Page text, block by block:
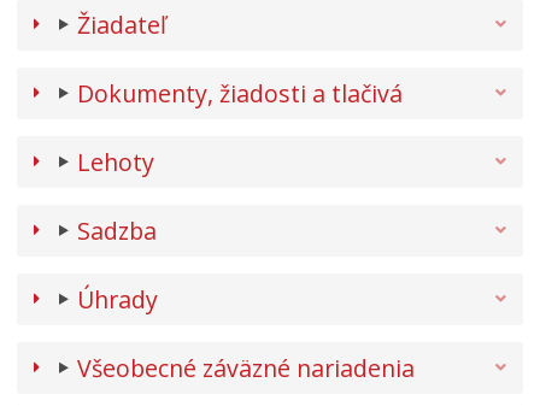
Žiadateľ
Dokumenty, žiadosti a tlačivá
Lehoty
Sadzba
Úhrady
Všeobecné záväzné nariadenia